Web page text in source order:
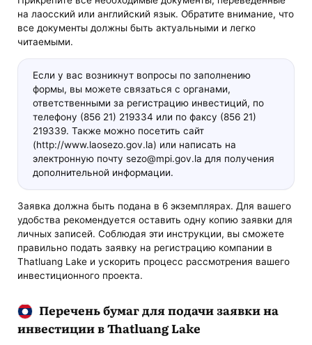
на лаосский или английский язык. Обратите внимание, что
все документы должны быть актуальными и легко
читаемыми.
Если у вас возникнут вопросы по заполнению
формы, вы можете связаться с органами,
ответственными за регистрацию инвестиций, по
телефону (856 21) 219334 или по факсу (856 21)
219339. Также можно посетить сайт
(http://www.laosezo.gov.la) или написать на
электронную почту sezo@mpi.gov.la для получения
дополнительной информации.
Заявка должна быть подана в 6 экземплярах. Для вашего
удобства рекомендуется оставить одну копию заявки для
личных записей. Соблюдая эти инструкции, вы сможете
правильно подать заявку на регистрацию компании в
Thatluang Lake и ускорить процесс рассмотрения вашего
инвестиционного проекта.
Перечень бумаг для подачи заявки на
инвестиции в Thatluang Lake